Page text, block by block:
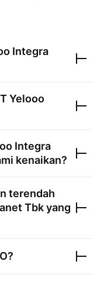
Integra
Yelooo
Integra
kenaikan?
terendah
Tbkyang
?